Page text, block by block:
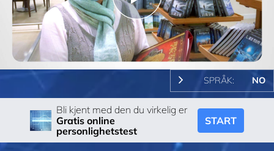
Play
Video
SPRÅK: NO
Bli kjent med den du virkelig er
Gratis online
personlighetstest
START